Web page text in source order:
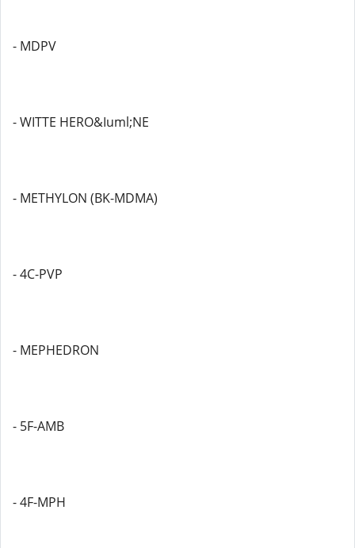
- MDPV
- WITTE HERO&Iuml;NE
- METHYLON (BK-MDMA)
- 4C-PVP
- MEPHEDRON
- 5F-AMB
- 4F-MPH